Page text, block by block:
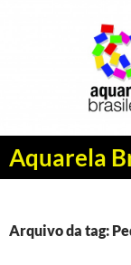
Aquarela
Pesquisar
PULAR
CONTEÚDO
Arquivo da tag: